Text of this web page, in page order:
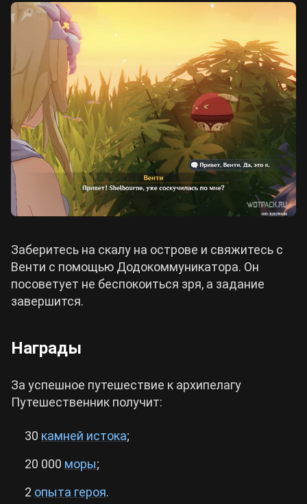
Заберитесь на скалу на острове и свяжитесь с
Венти с помощью Додокоммуникатора. Он
посоветует не беспокоиться зря, а задание
завершится.
Награды
За успешное путешествие к архипелагу
Путешественник получит:
30 камней истока;
20 000 моры;
2 опыта героя.